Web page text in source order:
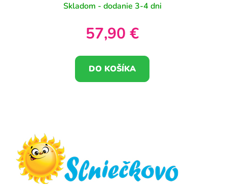
Skladom - dodanie 3-4 dni
57,90 €
DO KOŠÍKA